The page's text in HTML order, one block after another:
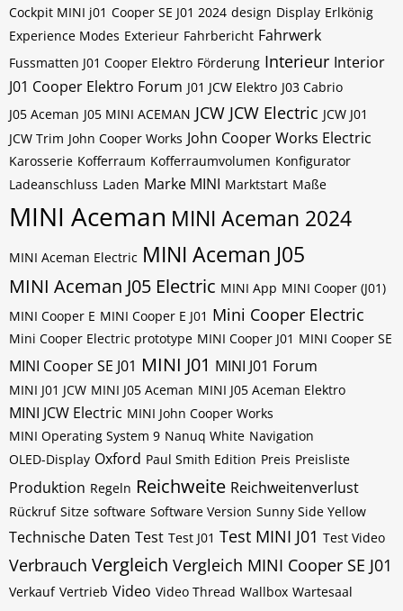
Cockpit MINI j01 Cooper SE J01 2024 design Display Erlkönig
Experience Modes Exterieur Fahrbericht Fahrwerk
Fussmatten J01 Cooper Elektro Förderung Interieur Interior
J01 Cooper Elektro Forum J01 JCW Elektro J03 Cabrio
J05 Aceman J05 MINI ACEMAN JCW JCW Electric JCW J01
JCW Trim John Cooper Works John Cooper Works Electric
Karosserie Kofferraum Kofferraumvolumen Konfigurator
Ladeanschluss Laden Marke MINI Marktstart Maße
MINI Aceman MINI Aceman 2024
MINI Aceman Electric MINI Aceman J05
MINI Aceman J05 Electric MINI App MINI Cooper (J01)
MINI Cooper E MINI Cooper E J01 Mini Cooper Electric
Mini Cooper Electric prototype MINI Cooper J01 MINI Cooper SE
MINI Cooper SE J01 MINI J01 MINI J01 Forum
MINI J01 JCW MINI J05 Aceman MINI J05 Aceman Elektro
MINI JCW Electric MINI John Cooper Works
MINI Operating System 9 Nanuq White Navigation
OLED-Display Oxford Paul Smith Edition Preis Preisliste
Produktion Regeln Reichweite Reichweitenverlust
Rückruf Sitze software Software Version Sunny Side Yellow
Technische Daten Test Test J01 Test MINI J01 Test Video
Verbrauch Vergleich Vergleich MINI Cooper SE J01
Verkauf Vertrieb Video Video Thread Wallbox Wartesaal